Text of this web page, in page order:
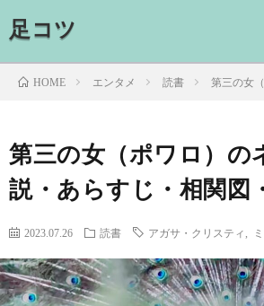
足コツ
HOME エンタメ 読書 第三の女
第三の女（ポワロ）の
説・あらすじ・相関図
2023.07.26 読書 アガサ・クリスティ